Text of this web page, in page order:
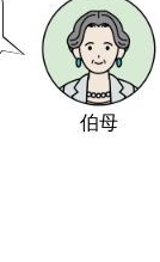
伯母